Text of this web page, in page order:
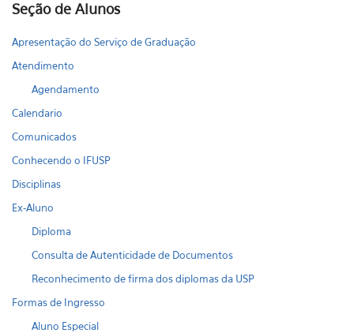
Seção de Alunos
Apresentação do Serviço de Graduação
Atendimento
Agendamento
Calendario
Comunicados
Conhecendo o IFUSP
Disciplinas
Ex-Aluno
Diploma
Consulta de Autenticidade de Documentos
Reconhecimento de firma dos diplomas da USP
Formas de Ingresso
Aluno Especial